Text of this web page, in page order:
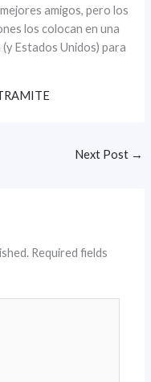
amigos, pero los
los colocan en una
Estados Unidos) para
Next Post →
Required fields